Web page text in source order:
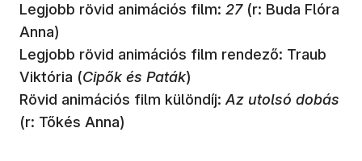
Legjobb rövid animációs film: 27(r: Buda Flóra
Anna)
Legjobb rövid animációs film rendező: Traub
Viktória (Cipők és Paták)
Rövid animációs film különdíj: Az utolsó dobás
(r: Tőkés Anna)